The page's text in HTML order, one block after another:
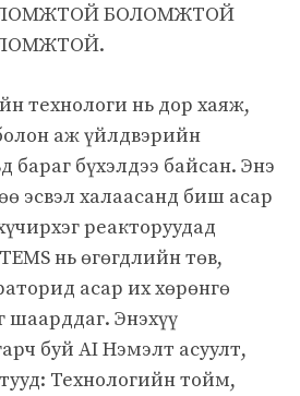
БОЛОМЖТОЙ
технологи нь дор хаяж,
аж үйлдвэрийн
бараг бүхэлдээ байсан. Энэ
эсвэл халаасанд биш асар
реакторуудад
нь өгөгдлийн төв,
асар их хөрөнгө
шаарддаг. Энэхүү
буй AI Нэмэлт асуулт,
Технологийн тойм,